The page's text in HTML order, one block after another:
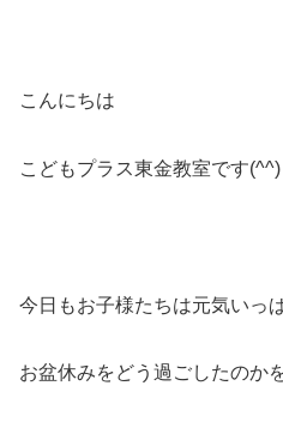
こんにちは
こどもプラス東金教室です(^^)
今日もお子様たちは元気いっ
お盆休みをどう過ごしたのか